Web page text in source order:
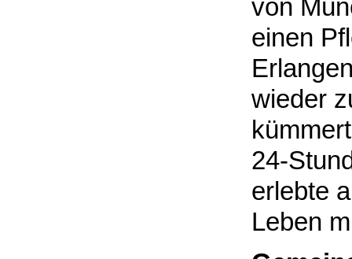
von
einen
wieder
24-
erlebte
Leben